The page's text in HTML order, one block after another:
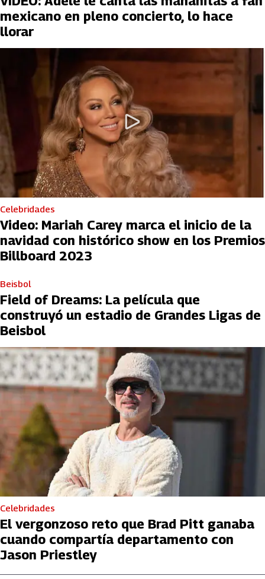
mexicano en pleno concierto, lo hace
llorar
Celebridades
Video: Mariah Carey marca el inicio de la
navidad con histórico show en los Premios
Billboard 2023
Beisbol
Field of Dreams: La película que
construyó un estadio de Grandes Ligas de
Beisbol
Celebridades
El vergonzoso reto que Brad Pitt ganaba
cuando compartía departamento con
Jason Priestley